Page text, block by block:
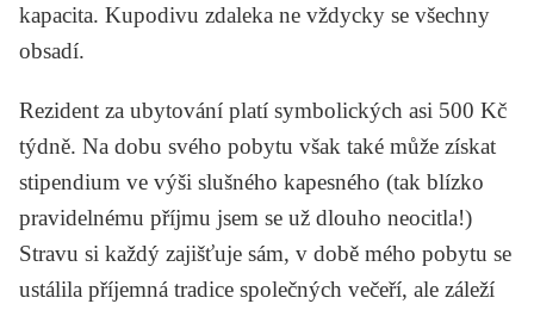
kapacita. Kupodivu zdaleka ne vždycky se všechny
obsadí.
Rezident za ubytování platí symbolických asi 500 Kč
týdně. Na dobu svého pobytu však také může získat
stipendium ve výši slušného kapesného (tak blízko
pravidelnému příjmu jsem se už dlouho neocitla!)
Stravu si každý zajišťuje sám, v době mého pobytu se
ustálila příjemná tradice společných večeří, ale záleží